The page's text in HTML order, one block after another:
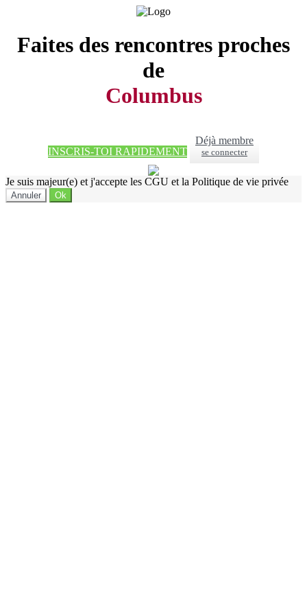
Faites des rencontres proches
de
Columbus
INSCRIS-TOI RAPIDEMENT
Déjà membre
se connecter
Je suis majeur(e) et j'accepte les CGU et la Politique de vie privée
Annuler Ok